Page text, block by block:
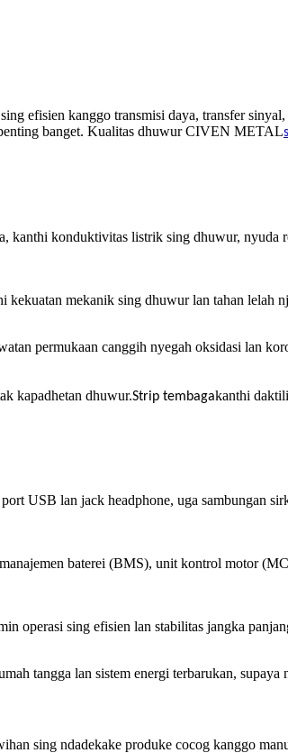
efisien kanggo transmisi daya, transfer
banget. Kualitas dhuwur CIVEN METAL
konduktivitas listrik sing dhuwur, nyuda
mekanik sing dhuwur lan tahan lelah
permukaan canggih nyegah oksidasi lan
kapadhetan dhuwur.Strip tembagakanthi
USB lan jack headphone, uga sambungan
baterei (BMS), unit kontrol motor
operasi sing efisien lan stabilitas jangka
tangga lan sistem energi terbarukan, supaya
sing ndadekake produke cocog kanggo